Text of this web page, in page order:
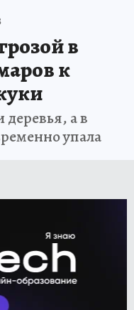
в
к
деревья, а в
упала